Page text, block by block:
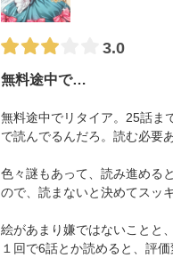
3.0
無料途中で…
無料途中でリタイア。25話ま
で読んでるんだろ。読む必要
色々謎もあって、読み進める
ので、読まないと決めてスッキ
絵があまり嫌ではないことと
１回で6話とか読めると、評